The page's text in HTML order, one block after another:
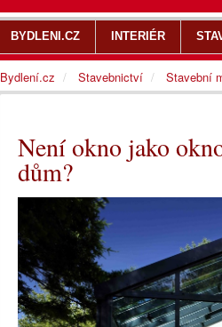
Není okno jako
dům?
BYDLENI.CZ INTERIÉR
Bydlení.cz Stavebnictví Stavební